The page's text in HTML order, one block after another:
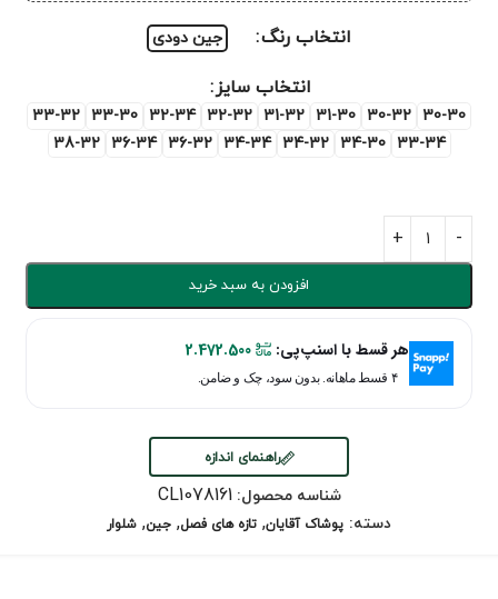
انتخاب رنگ جین دودی
انتخاب سایز
30-30
30-32
31-30
31-32
32-32
32-34
33-30
33-32
33-34
34-30
34-32
34-34
36-32
36-34
38-32
افزودن به سبد خرید
هر قسط با اسنپ‌پی: 2.472.500
۴ قسط ماهانه. بدون سود، چک و ضامن.
راهنمای اندازه
شناسه محصول:CL1078161
دسته: پوشاک آقایان, تازه های فصل, جین, شلوار